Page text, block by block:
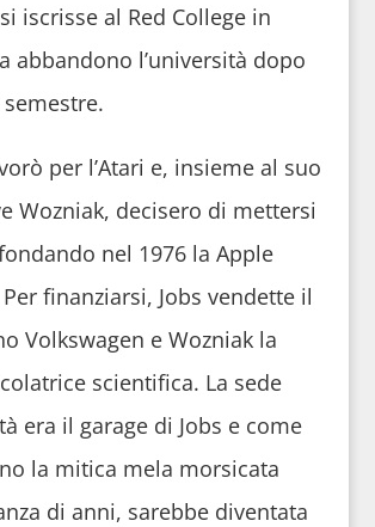
iscrisse al Red College in
abbandono l’università dopo
per l’Atari e, insieme al suo
Wozniak, decisero di mettersi
nel 1976 la Apple
finanziarsi, Jobs vendette il
Volkswagen e Wozniak la
scientifica. La sede
era il garage di Jobs e come
la mitica mela morsicata
di anni, sarebbe diventata